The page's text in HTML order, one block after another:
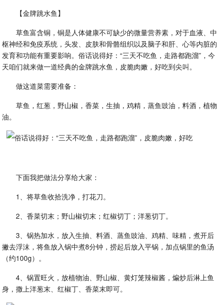
【金牌跳水鱼】
草鱼富含铜，铜是人体健康不可缺少的微量营养素，对于血液、中
枢神经和免疫系统，头发、皮肤和骨骼组织以及脑子和肝、心等内脏的
发育和功能有重要影响。俗话说得好：“三天不吃鱼，走路都跑溜”，今
天咱们就来做一道经典的金牌跳水鱼，皮脆肉嫩，好吃到尖叫。
做这道菜需要准备：
草鱼，红葱，野山椒，香菜，生抽，鸡精，蒸鱼豉油，料酒，植物
油。
下面我把做法分享给大家：
1、将草鱼收拾洗净，打花刀。
2、香菜切末；野山椒切末；红椒切丁；洋葱切丁。
3、锅热加水，放入生抽、料酒、蒸鱼豉油、鸡精、味精，煮开后
撇去浮沫，将鱼放入锅中煮8分钟，捞起后放入平锅，加点锅里的鱼汤
（约100g）。
4、锅置旺火，放植物油、野山椒、黄灯笼辣椒酱，煸炒后淋上鱼
身，撒上洋葱末、红椒丁、香菜末即可。